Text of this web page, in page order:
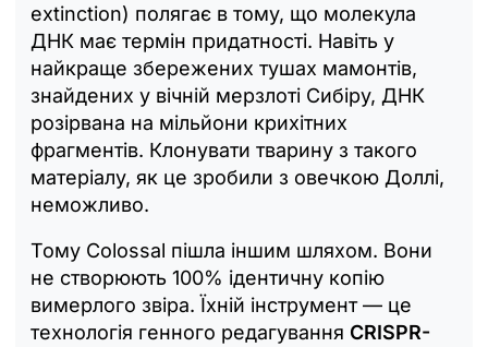
extinction) полягає в тому, що молекула
ДНК має термін придатності. Навіть у
найкраще збережених тушах мамонтів,
знайдених у вічній мерзлоті Сибіру, ДНК
розірвана на мільйони крихітних
фрагментів. Клонувати тварину з такого
матеріалу, як це зробили з овечкою Доллі,
неможливо.
Тому Colossal пішла іншим шляхом. Вони
не створюють 100% ідентичну копію
вимерлого звіра. Їхній інструмент — це
технологія генного редагування CRISPR-